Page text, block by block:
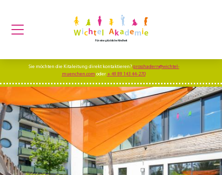
Für eine glückliche Kindheit
Sie möchten die Kitaleitung direkt kontaktieren?grosshadern@wichtel-
muenchen.com oder+ 49 89 143 44-270